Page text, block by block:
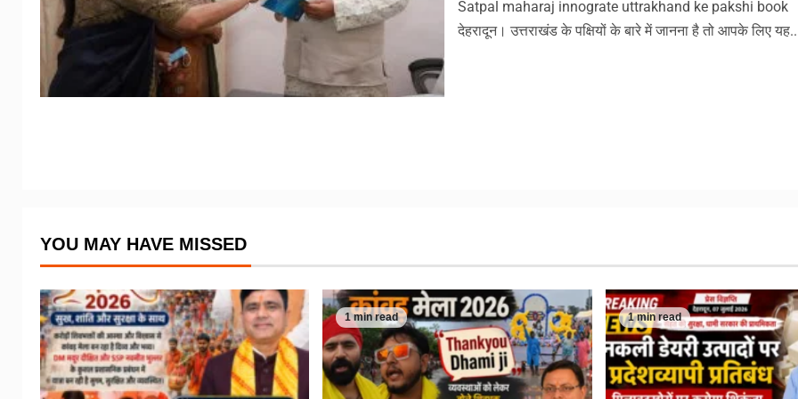
Satpal maharaj innograte uttrakhand ke pakshi book
देहरादून। उत्तराखंड के पक्षियों के बारे में जानना है तो आपके लिए
YOU MAY HAVE MISSED
1 min read 1 min read